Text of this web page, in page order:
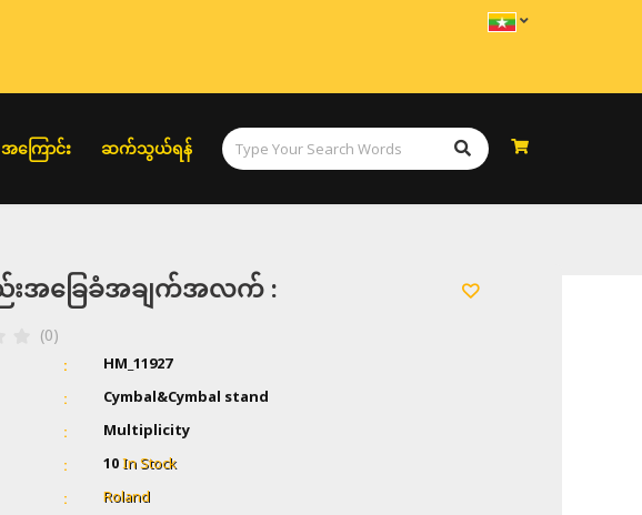
ကြောင်း ဆက်သွယ်ရန်
းအခြေခံအချက်အလက် :
(0)
HM_11927
Cymbal&Cymbal stand
Multiplicity
10In Stock
Roland